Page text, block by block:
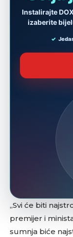
„Svi će biti
premijer i
sumnja biće